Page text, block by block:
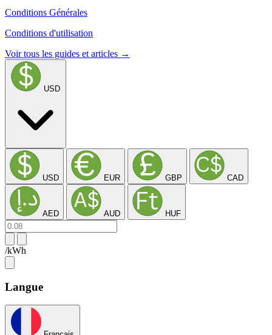
Conditions Générales
Conditions d'utilisation
Voir tous les guides et articles →
USD
USD EUR GBP CAD
AED AUD HUF
/kWh
Langue